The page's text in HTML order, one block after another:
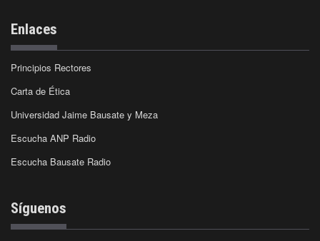
Enlaces
Principios Rectores
Carta de Ética
Universidad Jaime Bausate y Meza
Escucha ANP Radio
Escucha Bausate Radio
Síguenos